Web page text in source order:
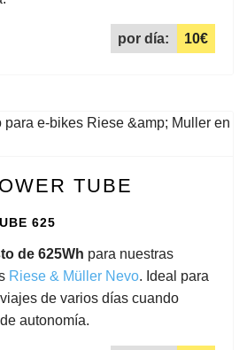
por día: 10€
TUBE
625
de 625Wh para nuestras
Riese & Müller Nevo. Ideal para
de varios días cuando
autonomía.